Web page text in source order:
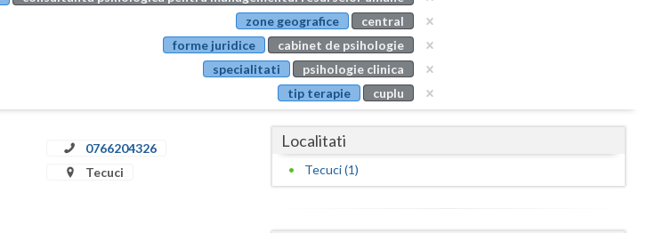
Buzau
Calarasi
Caras-Severin
Covasna
zone geografice
central
forme juridice
cabinet de psihologie
specialitati
psihologie clinica
tip terapie
cuplu
0766204326
Tecuci
Localitati
Tecuci (1)